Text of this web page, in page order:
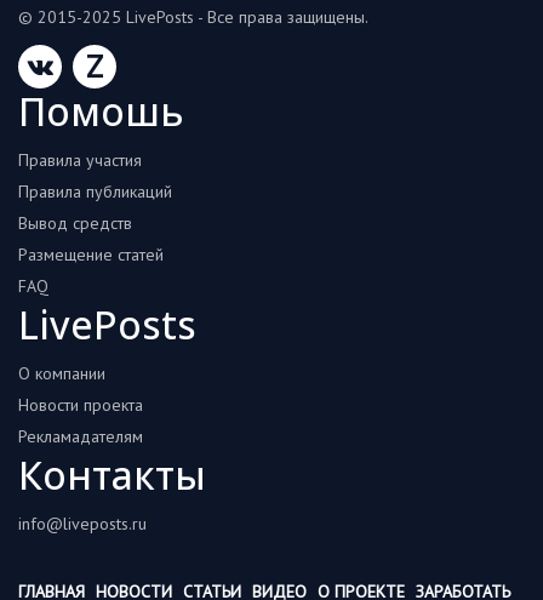
© 2015-2025 LivePosts - Все права защищены.
Z
Помошь
Правила участия
Правила публикаций
Вывод средств
Размещение статей
FAQ
LivePosts
О компании
Новости проекта
Рекламадателям
Контакты
info@liveposts.ru
ГЛАВНАЯ НОВОСТИ СТАТЬИ ВИДЕО О ПРОЕКТЕ ЗАРАБОТАТЬ